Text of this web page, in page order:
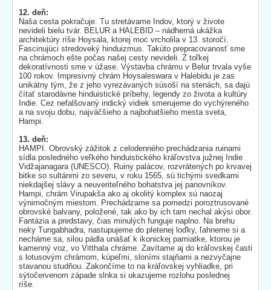
12. deň:
Naša cesta pokračuje. Tu stretávame Indov, ktorý v živote
nevideli bielu tvár. BELUR a HALEBID – nádherná ukážka
architektúry ríše Hoysala, ktorej moc vrcholila v 13. storočí.
Fascinujúci stredoveký hinduizmus. Takúto prepracovanosť sme
na chrámoch ešte počas našej cesty nevideli. Z toľkej
dekoratívnosti sme v úžase. Výstavba chrámu v Belur trvala vyše
100 rokov. Impresivný chrám Hoysaleswara v Halebidu je zas
unikátny tým, že z jeho vyrezávaných súsoší na stenách, sa dajú
čítať starodávne hinduistické príbehy, legendy zo života a kultúry
Indie. Cez nefalšovaný indický vidiek smerujeme do vychýreného
a na svoju dobu, najväčšieho a najbohatšieho mesta sveta,
Hampi.
13. deň:
HAMPI. Obrovský zážitok z celodenného prechádzania ruinami
sídla posledného veľkého hinduistického kráľovstva južnej Indie
Vidžajanagara (UNESCO). Ruiny palácov, rozvrátených po krvavej
bitke so sultánmi zo severu, v roku 1565, sú tichými svedkami
niekdajšej slávy a neuveriteľného bohatstva jej panovníkov.
Hampi, chrám Virupakša ako aj okolitý komplex sú naozaj
výnimočným miestom. Prechádzame sa pomedzi poroztrusované
obrovské balvany, položené, tak ako by ich tam nechal akýsi obor.
Fantázia a predstavy, čias minulých funguje naplno. Na brehu
rieky Tungabhadra, nastupujeme do pletenej loďky, ľahneme si a
necháme sa, silou pádla unášať k ikonickej pamiatke, ktorou je
kamenný voz, vo Vitthala chráme. Zavítame aj do kráľovskej časti
s lotusovým chrámom, kúpeľmi, sloními stajňami a nezvyčajne
stavanou studňou. Zakončíme to na kráľovskej vyhliadke, pri
sýtočervenom západe slnka si ukazujeme rozlohu poslednej
ríše.